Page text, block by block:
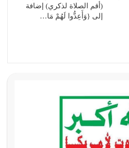
(أقم الصلاة لذكري) إضافة
إلى {وَأَعِدُّوا لَهُمْ مَا…